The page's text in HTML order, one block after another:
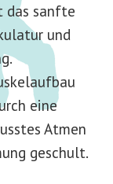
das sanfte
und
eine
Atmen
geschult.